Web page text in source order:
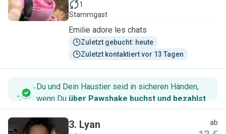
1
Stammgast
Emilie adore les chats
Zuletzt gebucht: heute
Zuletzt kontaktiert vor 13 Tagen
Du und Dein Haustier seid in sicheren Händen,
wenn Du über Pawshake buchst und bezahlst.
3. Lyan ab